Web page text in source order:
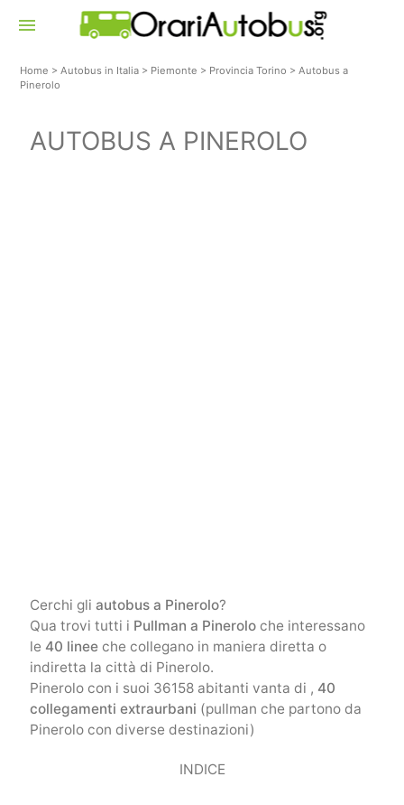
menu
Home >Autobus in Italia > Piemonte > Provincia Torino >Autobus a
Pinerolo
AUTOBUS A PINEROLO
Cerchi gli autobus a Pinerolo?
Qua trovi tutti i Pullman a Pineroloche interessano
le 40 lineeche collegano in maniera diretta o
indiretta la città di Pinerolo.
Pinerolo con i suoi 36158 abitanti vanta di , 40
collegamenti extraurbani (pullman che partono da
Pinerolo con diverse destinazioni)
INDICE